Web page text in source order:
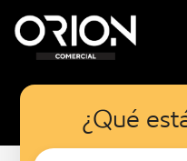
¿Qué